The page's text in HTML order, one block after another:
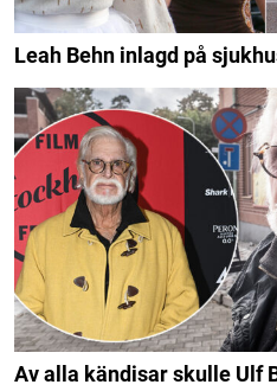
Leah Behn inlagd på
Av alla kändisar skulle Ulf